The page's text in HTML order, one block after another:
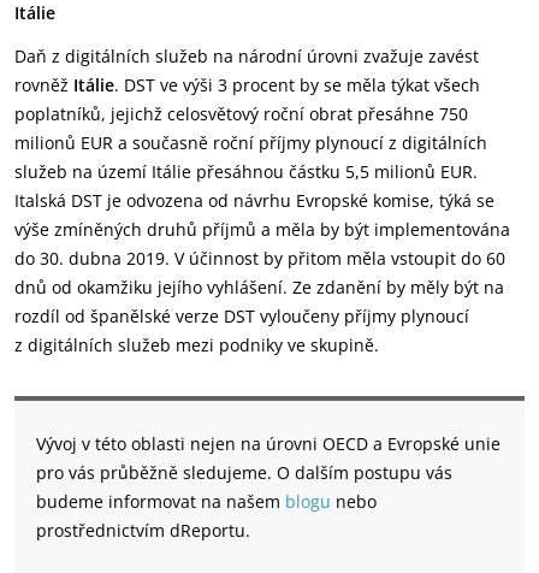
Itálie
Daň z digitálních služeb na národní úrovni zvažuje zavést
rovněž Itálie. DST ve výši 3 procent by se měla týkat všech
poplatníků, jejichž celosvětový roční obrat přesáhne 750
milionů EUR a současně roční příjmy plynoucí z digitálních
služeb na území Itálie přesáhnou částku 5,5 milionů EUR.
Italská DST je odvozena od návrhu Evropské komise, týká se
výše zmíněných druhů příjmů a měla by být implementována
do 30. dubna 2019. V účinnost by přitom měla vstoupit do 60
dnů od okamžiku jejího vyhlášení. Ze zdanění by měly být na
rozdíl od španělské verze DST vyloučeny příjmy plynoucí
z digitálních služeb mezi podniky ve skupině.
Vývoj v této oblasti nejen na úrovni OECD a Evropské unie
pro vás průběžně sledujeme. O dalším postupu vás
budeme informovat na našem blogu nebo
prostřednictvím dReportu.